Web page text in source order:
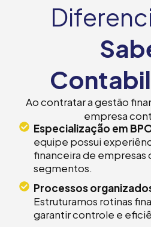
Ao contratar a gestão
empresa
Especialização em
equipe possui
financeira de
segmentos.
Processos
Estruturamos rotinas
garantir controle e